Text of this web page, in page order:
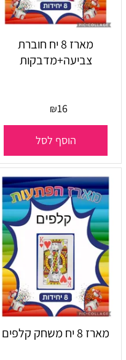
מארז 8 יח חוברת
צביעה+מדבקות
₪16
הוסף לסל
מארז 8 יח משחק קלפים